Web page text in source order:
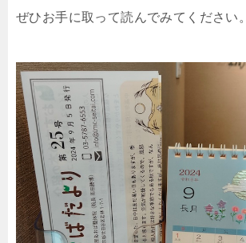
ぜひお手に取って読んでみてください。